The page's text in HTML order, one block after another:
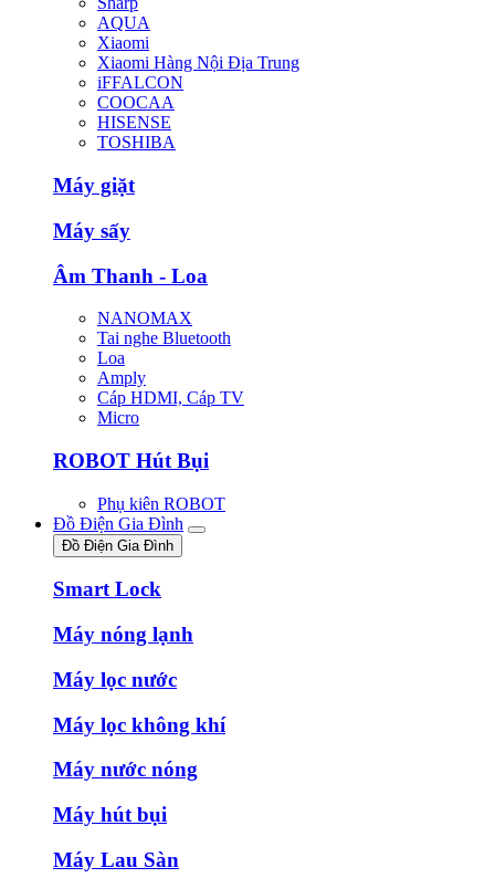
AQUA
Xiaomi
Xiaomi Hàng Nội Địa Trung
iFFALCON
COOCAA
HISENSE
TOSHIBA
Máy giặt
Máy sấy
Âm Thanh - Loa
NANOMAX
Tai nghe Bluetooth
Loa
Amply
Cáp HDMI, Cáp TV
Micro
ROBOT Hút Bụi
Phụ kiên ROBOT
Đồ Điện Gia Đình
Đồ Điện Gia Đình
Smart Lock
Máy nóng lạnh
Máy lọc nước
Máy lọc không khí
Máy nước nóng
Máy hút bụi
Máy Lau Sàn